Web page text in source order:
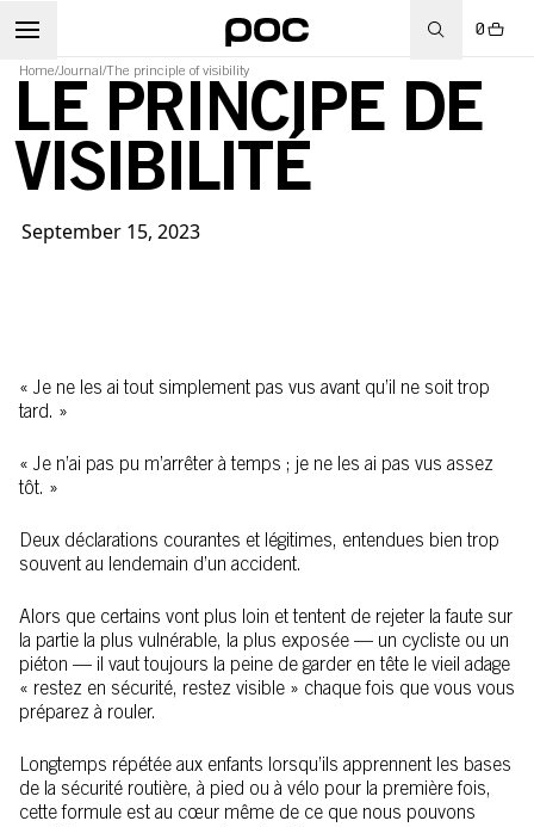
0
Home/Journal /The principle of visibility
LE PRINCIPE DE
VISIBILITÉ
September 15, 2023
« Je ne les ai tout simplement pas vus avant qu’il ne soit trop
tard. »
« Je n’ai pas pu m’arrêter à temps ; je ne les ai pas vus assez
tôt. »
Deux déclarations courantes et légitimes, entendues bien trop
souvent au lendemain d’un accident.
Alors que certains vont plus loin et tentent de rejeter la faute sur
la partie la plus vulnérable, la plus exposée — un cycliste ou un
piéton — il vaut toujours la peine de garder en tête le vieil adage
« restez en sécurité, restez visible » chaque fois que vous vous
préparez à rouler.
Longtemps répétée aux enfants lorsqu’ils apprennent les bases
de la sécurité routière, à pied ou à vélo pour la première fois,
cette formule est au cœur même de ce que nous pouvons